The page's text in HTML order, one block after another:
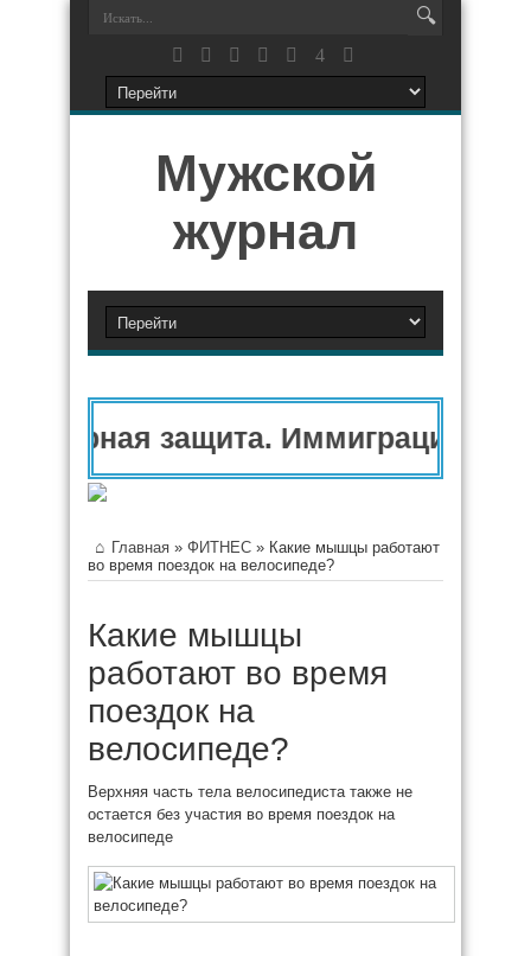
Мужской
журнал
защита. Иммиграционный
Главная » ФИТНЕС » Какие мышцы работают
во время поездок на велосипеде?
Какие мышцы
работают во время
поездок на
велосипеде?
Верхняя часть тела велосипедиста также не
остается без участия во время поездок на
велосипеде